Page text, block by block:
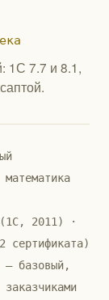
1С 7.7 и 8.1,
(1С, 2011) ·
сертификата)
— базовый,